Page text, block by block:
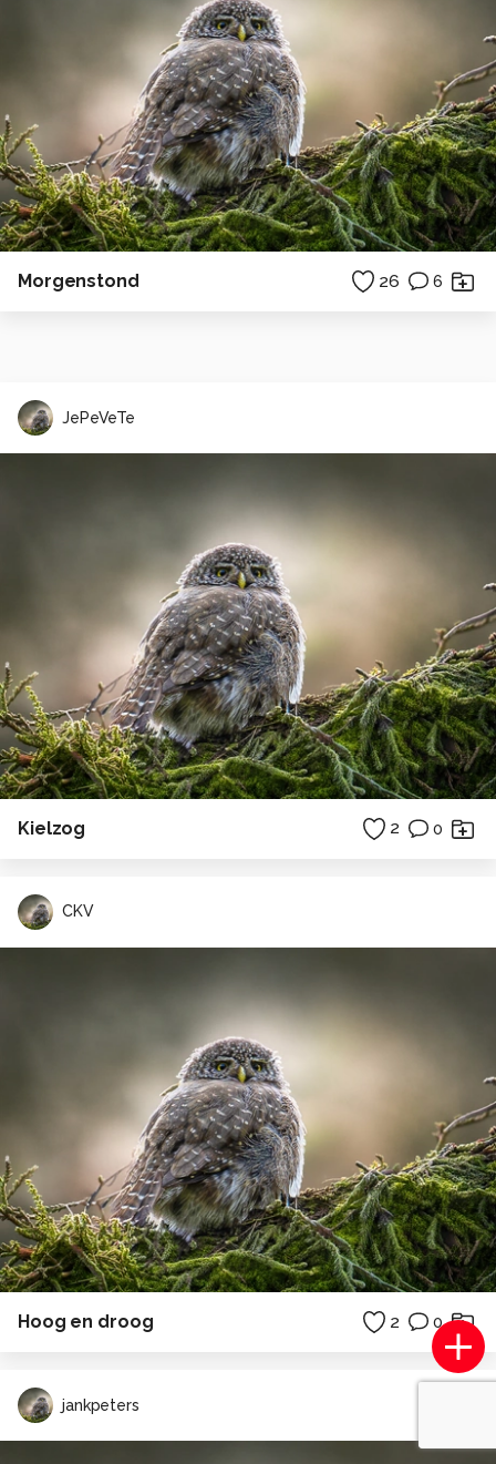
Morgenstond 26 6
JePeVeTe
Kielzog 2 0
CKV
Hoog en droog 2 0
jankpeters